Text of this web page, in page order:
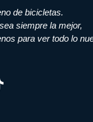
de bicicletas.
siempre la mejor,
para ver todo lo